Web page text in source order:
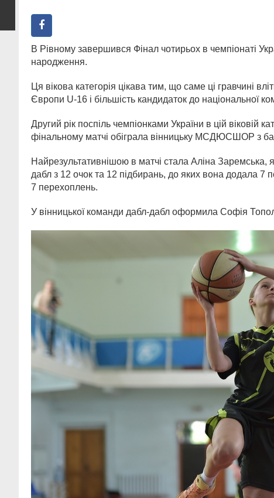
В Рівному завершився Фінал чотирьох в чемпіонаті
народження.
Ця вікова категорія цікава тим, що саме ці гравчині
Європи U-16 і більшість кандидаток до національної
Другий рік поспіль чемпіонками України в цій віковій
фінальному матчі обіграла вінницьку МСДЮСШОР з
Найрезультативнішою в матчі стала Аліна Заремська,
дабл з 12 очок та 12 підбирань, до яких вона додала 7
7 перехоплень.
У вінницької команди дабл-дабл оформила Софія